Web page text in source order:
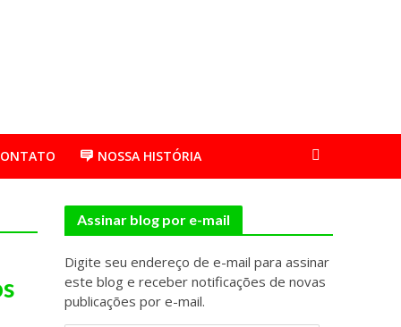
NOSSA HISTÓRIA
Assinar blog por e-mail
Digite seu endereço de e-mail para assinar
este blog e receber notificações de novas
publicações por e-mail.